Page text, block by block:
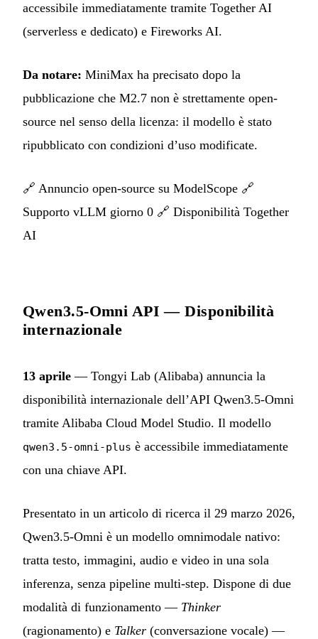
accessibile immediatamente tramite Together AI
(serverless e dedicato) e Fireworks AI.
Da notare: MiniMax ha precisato dopo la
pubblicazione che M2.7 non è strettamente open-
source nel senso della licenza: il modello è stato
ripubblicato con condizioni d’uso modificate.
🔗 Annuncio open-source su ModelScope 🔗
Supporto vLLM giorno 0 🔗 Disponibilità Together
AI
Qwen3.5-Omni API — Disponibilità
internazionale
13 aprile — Tongyi Lab (Alibaba) annuncia la
disponibilità internazionale dell’API Qwen3.5-Omni
tramite Alibaba Cloud Model Studio. Il modello
qwen3.5-omni-plus è accessibile immediatamente
con una chiave API.
Presentato in un articolo di ricerca il 29 marzo 2026,
Qwen3.5-Omni è un modello omnimodale nativo:
tratta testo, immagini, audio e video in una sola
inferenza, senza pipeline multi-step. Dispone di due
modalità di funzionamento — Thinker
(ragionamento) e Talker (conversazione vocale) —